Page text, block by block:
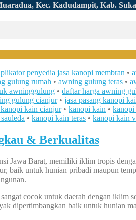
Kec. Kadudampit, Kab.
penyedia jasa kanopi membran •
gulung rumah • awning gulung teras •
awninggulung • daftar harga awning
gulung cianjur• jasa pasang kanopi
kain cianjur• kanopi kain • kanopi
• kanopi kain teras • kanopi kain
& Berkualitas
Jawa Barat, memiliki iklim tropis
baik untuk hunian pribadi maupun
cocok untuk daerah dengan iklim
dipertimbangkan baik untuk hunian